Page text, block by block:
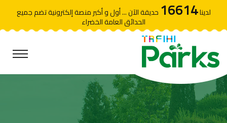
لدينا16614 حديقة الآن ... أول و أكبر منصة إلكترونية تضم جميع
الحدائق العامة الخضراء